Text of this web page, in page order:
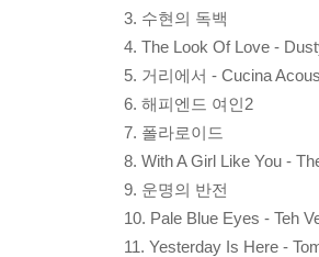
3. 수현의 독백
4. The Look Of Love -
5. 거리에서 - Cucina
6. 해피엔드 여인2
7. 폴라로이드
8. With A Girl Like You -
9. 운명의 반전
10. Pale Blue Eyes - Teh
11. Yesterday Is Here -